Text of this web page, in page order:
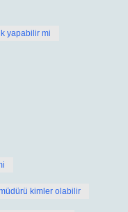
yapabilir mi
kimler olabilir